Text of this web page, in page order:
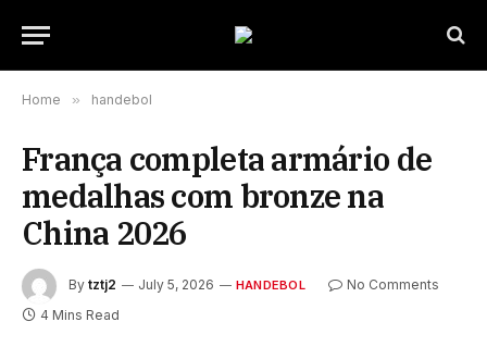
Home » handebol
França completa armário de
medalhas com bronze na
China 2026
By tztj2 July 5, 2026 HANDEBOL
No Comments
4 Mins Read